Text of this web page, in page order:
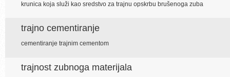
krunica koja služi kao sredstvo za trajnu opskrbu brušenoga zuba
trajno cementiranje
cementiranje trajnim cementom
trajnost zubnoga materijala